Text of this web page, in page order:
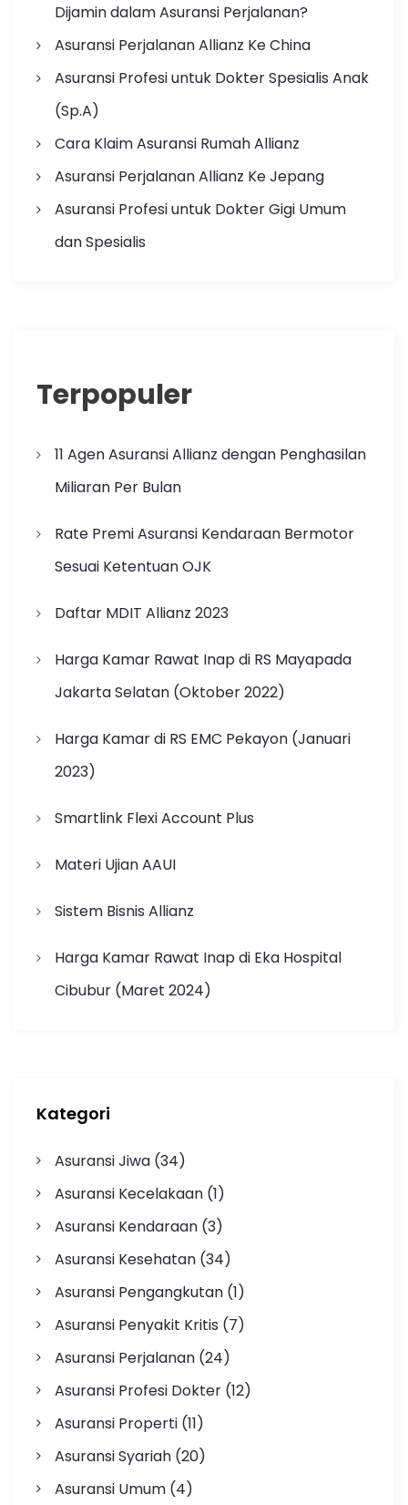
Dijamin dalam Asuransi Perjalanan?
Asuransi Perjalanan Allianz Ke China
Asuransi Profesi untuk Dokter Spesialis Anak
(Sp.A)
Cara Klaim Asuransi Rumah Allianz
Asuransi Perjalanan Allianz Ke Jepang
Asuransi Profesi untuk Dokter Gigi Umum
dan Spesialis
Terpopuler
11 Agen Asuransi Allianz dengan Penghasilan
Miliaran Per Bulan
Rate Premi Asuransi Kendaraan Bermotor
Sesuai Ketentuan OJK
Daftar MDIT Allianz 2023
Harga Kamar Rawat Inap di RS Mayapada
Jakarta Selatan (Oktober 2022)
Harga Kamar di RS EMC Pekayon (Januari
2023)
Smartlink Flexi Account Plus
Materi Ujian AAUI
Sistem Bisnis Allianz
Harga Kamar Rawat Inap di Eka Hospital
Cibubur (Maret 2024)
Kategori
Asuransi Jiwa(34)
Asuransi Kecelakaan(1)
Asuransi Kendaraan(3)
Asuransi Kesehatan(34)
Asuransi Pengangkutan(1)
Asuransi Penyakit Kritis (7)
Asuransi Perjalanan(24)
Asuransi Profesi Dokter(12)
Asuransi Properti(11)
Asuransi Syariah(20)
Asuransi Umum(4)